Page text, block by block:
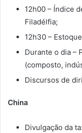
12h00 – Índice
Filadélfia;
12h30 –
Durante o dia –
(composto,
Discursos de
China
Divulgação da